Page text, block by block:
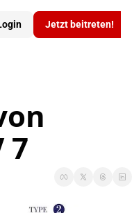
Jetzt beitreten!
7